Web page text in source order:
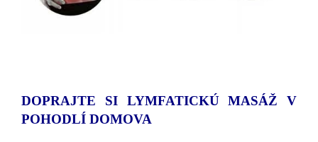
DOPRAJTE SI LYMFATICKÚ MASÁŽ V
POHODLÍ DOMOVA